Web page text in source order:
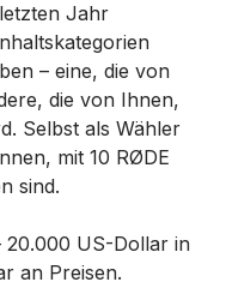
Jahr
– eine, die von
die von Ihnen,
Selbst als Wähler
mit 10 RØDE
sind.
US-Dollar in
an Preisen.